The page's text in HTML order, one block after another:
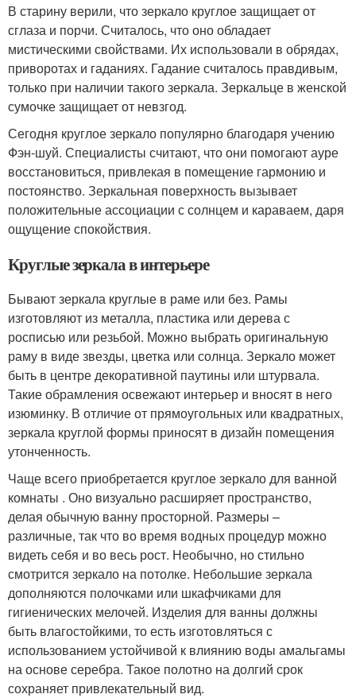
В старину верили, что зеркало круглое защищает от
сглаза и порчи. Считалось, что оно обладает
мистическими свойствами. Их использовали в обрядах,
приворотах и гаданиях. Гадание считалось правдивым,
только при наличии такого зеркала. Зеркальце в женской
сумочке защищает от невзгод.
Сегодня круглое зеркало популярно благодаря учению
Фэн-шуй. Специалисты считают, что они помогают ауре
восстановиться, привлекая в помещение гармонию и
постоянство. Зеркальная поверхность вызывает
положительные ассоциации с солнцем и караваем, даря
ощущение спокойствия.
Круглые зеркала в интерьере
Бывают зеркала круглые в раме или без. Рамы
изготовляют из металла, пластика или дерева с
росписью или резьбой. Можно выбрать оригинальную
раму в виде звезды, цветка или солнца. Зеркало может
быть в центре декоративной паутины или штурвала.
Такие обрамления освежают интерьер и вносят в него
изюминку. В отличие от прямоугольных или квадратных,
зеркала круглой формы приносят в дизайн помещения
утонченность.
Чаще всего приобретается круглое зеркало для ванной
комнаты . Оно визуально расширяет пространство,
делая обычную ванну просторной. Размеры –
различные, так что во время водных процедур можно
видеть себя и во весь рост. Необычно, но стильно
смотрится зеркало на потолке. Небольшие зеркала
дополняются полочками или шкафчиками для
гигиенических мелочей. Изделия для ванны должны
быть влагостойкими, то есть изготовляться с
использованием устойчивой к влиянию воды амальгамы
на основе серебра. Такое полотно на долгий срок
сохраняет привлекательный вид.